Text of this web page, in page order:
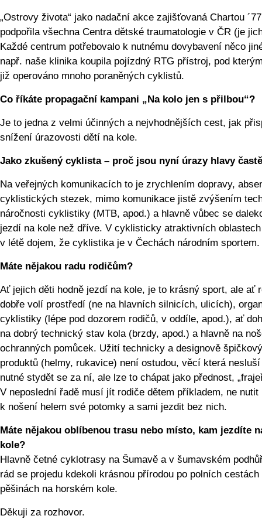
„Ostrovy života“ jako nadační akce zajišťovaná Chartou ´77
podpořila všechna Centra dětské traumatologie v ČR (je
Každé centrum potřebovalo k nutnému dovybavení něco
např. naše klinika koupila pojízdný RTG přístroj, pod
již operováno mnoho poraněných cyklistů.
Co říkáte propagační kampani „Na kolo jen s přilbou“?
Je to jedna z velmi účinných a nejvhodnějších cest, jak
snížení úrazovosti dětí na kole.
Jako zkušený cyklista – proč jsou nyní úrazy hlavy
Na veřejných komunikacích to je zrychlením dopravy,
cyklistických stezek, mimo komunikace jistě zvýšením
náročnosti cyklistiky (MTB, apod.) a hlavně vůbec se
jezdí na kole než dříve. V cyklisticky atraktivních
v létě dojem, že cyklistika je v Čechách národním sportem.
Máte nějakou radu rodičům?
Ať jejich děti hodně jezdí na kole, je to krásný sport, ale ať
dobře volí prostředí (ne na hlavních silnicích, ulicích),
cyklistiky (lépe pod dozorem rodičů, v oddíle, apod.), ať
na dobrý technický stav kola (brzdy, apod.) a hlavně na
ochranných pomůcek. Užití technicky a designově
produktů (helmy, rukavice) není ostudou, věcí která
nutné stydět se za ní, ale lze to chápat jako přednost,
V neposlední řadě musí jít rodiče dětem příkladem, ne nutit
k nošení helem své potomky a sami jezdit bez nich.
Máte nějakou oblíbenou trasu nebo místo, kam jezdíte
kole?
Hlavně četné cyklotrasy na Šumavě a v šumavském
rád se projedu kdekoli krásnou přírodou po polních cestách
pěšinách na horském kole.
Děkuji za rozhovor.